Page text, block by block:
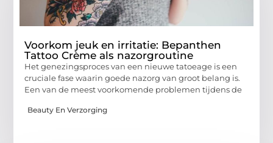
Voorkom jeuk en irritatie: Bepanthen
Tattoo Crème als nazorgroutine
Het genezingsproces van een nieuwe tatoeage is een
cruciale fase waarin goede nazorg van groot belang is.
Een van de meest voorkomende problemen tijdens de
Beauty En Verzorging